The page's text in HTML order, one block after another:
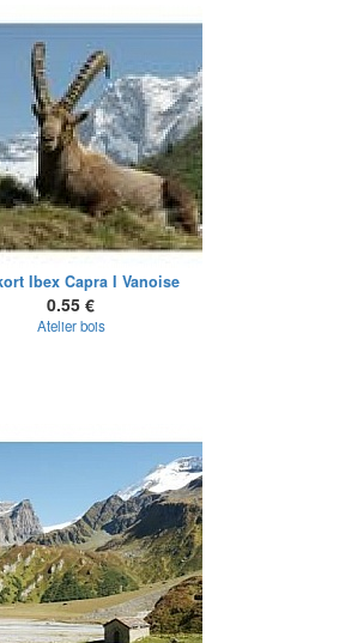
Ibex Capra I Vanoise
0.55 €
Atelier bois